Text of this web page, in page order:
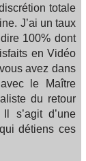
totale
J’ai un taux
100% dont
en Vidéo
avez dans
le Maître
du retour
s’agit d’une
détiens ces